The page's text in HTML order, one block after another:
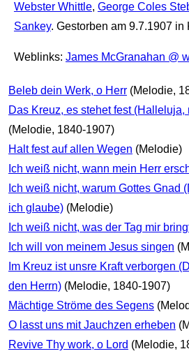
Webster Whittle, George Coles
Sankey. Gestorben am 9.7.1907 in
Weblinks: James McGranahan @
Beleb dein Werk, o Herr (Melodie,
Das Kreuz, es stehet fest (Halleluja,
(Melodie, 1840-1907)
Halt fest auf allen Wegen (Melodie)
Ich weiß nicht, wann mein Herr
Ich weiß nicht, warum Gottes Gnad
ich glaube) (Melodie)
Ich weiß nicht, was der Tag mir
Ich will von meinem Jesus singen
Im Kreuz ist unsre Kraft verborgen
den Herrn) (Melodie, 1840-1907)
Mächtige Ströme des Segens
O lasst uns mit Jauchzen erheben
Revive Thy work, o Lord (Melodie,